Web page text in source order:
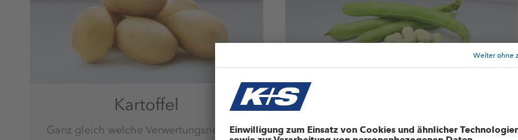
Kartoffel
Ganz gleich welche Verwertungsrichtung
Körnerleguminosen haben hervorragende